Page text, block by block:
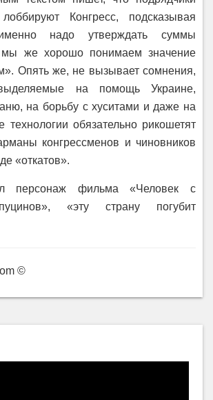
Конгресс, подсказывая
надо утверждать суммы
мы же хорошо понимаем значение
Опять же, не вызывает сомнения,
на помощь Украине,
на борьбу с хуситами и даже на
обязательно рикошетят
конгрессменов и чиновников
«откатов».
персонаж фильма «Человек с
«эту страну погубит
©